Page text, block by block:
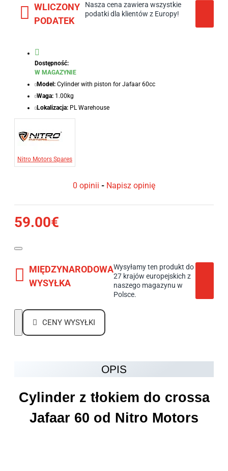
WLICZONY
PODATEK
Nasza cena zawiera wszystkie
podatki dla klientów z Europy!
Dostępność:
W MAGAZYNIE
Model: Cylinder with piston for Jafaar 60cc
Waga: 1.00kg
Lokalizacja: PL Warehouse
Nitro Motors Spares
0 opinii - Napisz opinię
59.00€
MIĘDZYNARODOWA
WYSYŁKA
Wysyłamy ten produkt do
27 krajów europejskich z
naszego magazynu w
Polsce.
CENY WYSYŁKI
OPIS
Cylinder z tłokiem do crossa
Jafaar 60 od Nitro Motors